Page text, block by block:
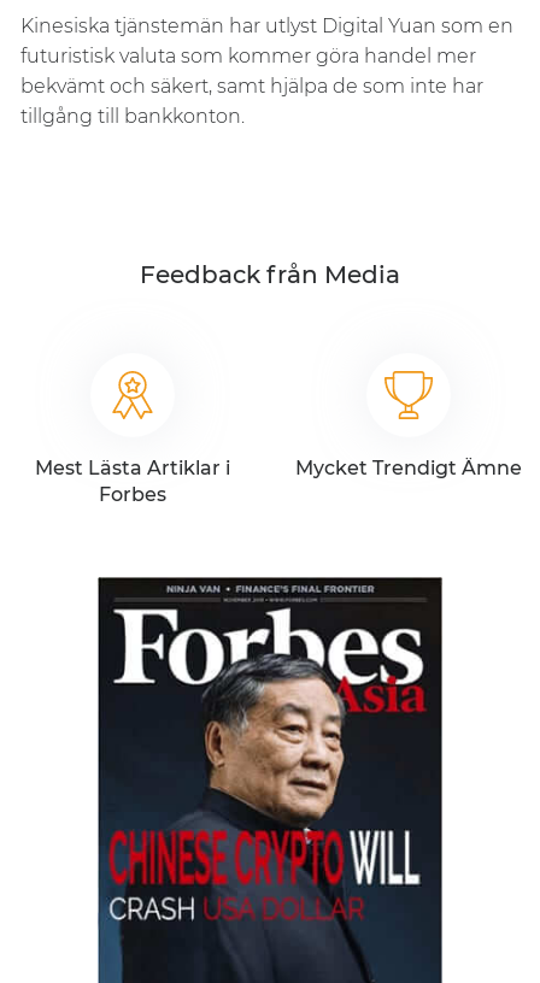
Kinesiska tjänstemän har utlyst Digital Yuan som en
futuristisk valuta som kommer göra handel mer
bekvämt och säkert, samt hjälpa de som inte har
tillgång till bankkonton.
Feedback från Media
Mest Lästa Artiklar i
Forbes
Mycket Trendigt Ämne